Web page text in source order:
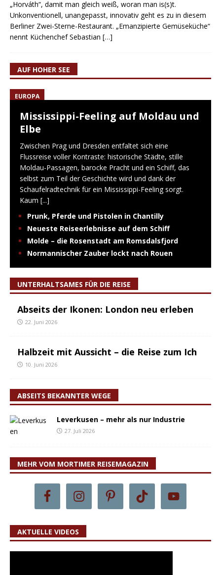
„Horváth“, damit man gleich weiß, woran man is(s)t.
Unkonventionell, unangepasst, innovativ geht es zu in diesem
Berliner Zwei-Sterne-Restaurant. „Emanzipierte Gemüseküche“
nennt Küchenchef Sebastian […]
AUF HOHER SEE
EUROPA
Mississippi-Feeling auf Moldau und
Elbe
Zwischen Prag und Dresden entfaltet sich eine
Flussreise voller Kontraste: historische Städte, stille
Moldau-Passagen, barocke Pracht und ein Schiff, das
selbst zum Teil der Geschichte wird und dank der
Schaufelradtechnik für ein Mississippi-Feeling sorgt.
Kaum [...]
Prunk, Pferde und Pistolen in Chantilly
Neueste Reiseerlebnisse auf dem Schiff
Molde – die Rosenstadt am Romsdalsfjord
Normannischer Zauber lockt nach Rouen
UNTERHALTSAMES FÜR DIE REISE
Abseits der Ikonen: London neu erleben
22. Juni 2026
Halbzeit mit Aussicht – die Reise zum Ich
10. Juni 2026
ABSEITS BEKANNTER WEGE
Leverkusen – mehr als nur Industrie
27. Juli 2026
MEHR VOM MORTIMER REISEMAGAZIN
AKTUELLE VIDEOS